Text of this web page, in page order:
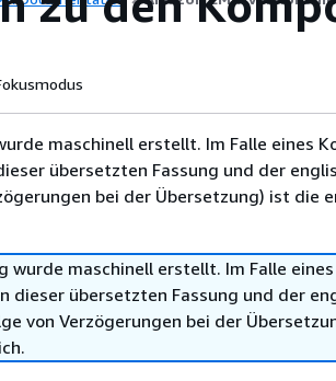
maschinell erstellt. Im Falle eines
übersetzten Fassung und der
bei der Übersetzung) ist die
wurde maschinell erstellt. Im Falle
dieser übersetzten Fassung und der
von Verzögerungen bei der